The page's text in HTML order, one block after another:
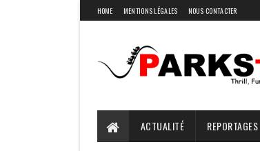
HOME MENTIONS LÉGALES NOUS CONTACTER
ACTUALITÉ REPORTAGES